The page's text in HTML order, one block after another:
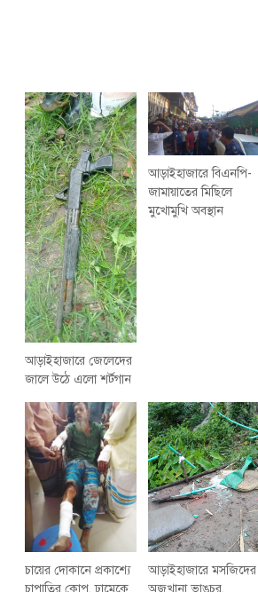
আড়াইহাজারে জেলেদের
জালে উঠে এলো শর্টগান
আড়াইহাজারে বিএনপি-
জামায়াতের মিছিলে
মুখোমুখি অবস্থান
চায়ের দোকানে প্রকাশ্যে
চাপাতির কোপ, ঢামেকে
আড়াইহাজারে মস‌জি‌দের
অজুখানা ভাঙচুর,